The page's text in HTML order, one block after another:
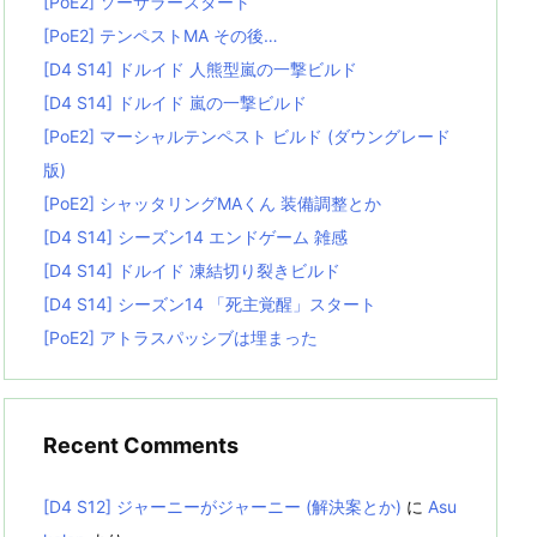
[PoE2] テンペストMA その後…
[D4 S14] ドルイド 人熊型嵐の一撃ビルド
[D4 S14] ドルイド 嵐の一撃ビルド
[PoE2] マーシャルテンペスト ビルド (ダウングレード
版)
[PoE2] シャッタリングMAくん 装備調整とか
[D4 S14] シーズン14 エンドゲーム 雑感
[D4 S14] ドルイド 凍結切り裂きビルド
[D4 S14] シーズン14 「死主覚醒」スタート
[PoE2] アトラスパッシブは埋まった
Recent Comments
[D4 S12] ジャーニーがジャーニー (解決案とか) に Asu